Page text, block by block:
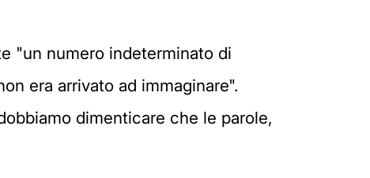
"un numero indeterminato di
era arrivato ad immaginare".
dimenticare che le parole,